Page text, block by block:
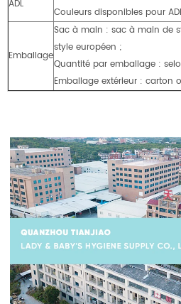
ADL
Couleurs disponibles pour
Emballage
Sac à main : sac à main de
style européen ;
Quantité par emballage :
Emballage extérieur : carton